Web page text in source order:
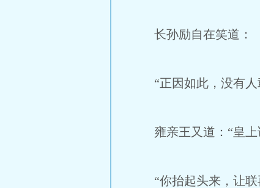
长孙励自在笑道：
“正因如此，没有人
雍亲王又道：“皇上
“你抬起头来，让联